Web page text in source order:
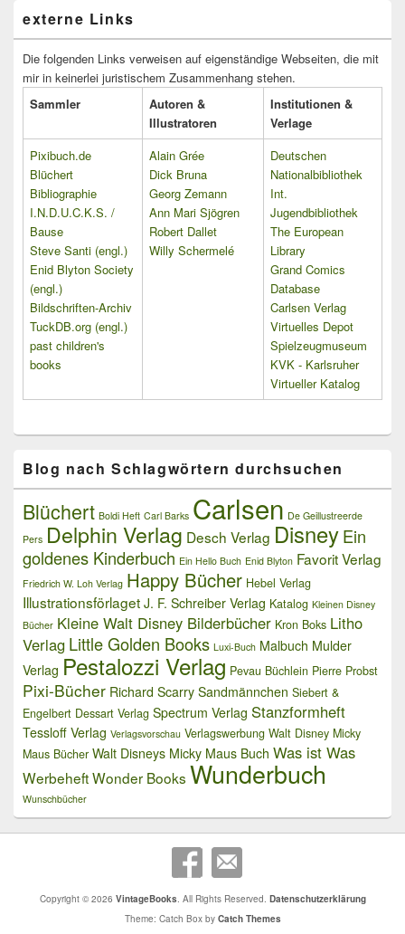
externe Links
Die folgenden Links verweisen auf eigenständige Webseiten, die mit
mir in keinerlei juristischem Zusammenhang stehen.
Sammler
Autoren &
Illustratoren
Institutionen &
Verlage
Pixibuch.de
Blüchert
Bibliographie
I.N.D.U.C.K.S. /
Bause
Steve Santi (engl.)
Enid Blyton Society
(engl.)
Bildschriften-Archiv
TuckDB.org (engl.)
past children's
books
Alain Grée
Dick Bruna
Georg Zemann
Ann Mari Sjögren
Robert Dallet
Willy Schermelé
Deutschen
Nationalbibliothek
Int.
Jugendbibliothek
The European
Library
Grand Comics
Database
Carlsen Verlag
Virtuelles Depot
Spielzeugmuseum
KVK - Karlsruher
Virtueller Katalog
Blog nach Schlagwörtern durchsuchen
Blüchert Boldi Heft Carl Barks Carlsen De Geillustreerde
Pers Delphin Verlag Desch Verlag DisneyEin
goldenes Kinderbuch Ein Hello Buch Enid Blyton Favorit Verlag
Friedrich W. Loh Verlag Happy Bücher Hebel Verlag
Illustrationsförlaget J. F. Schreiber Verlag Katalog Kleinen Disney
Bücher Kleine Walt Disney Bilderbücher Kron Boks Litho
Verlag Little Golden Books Luxi-Buch Malbuch Mulder
Verlag Pestalozzi Verlag Pevau Büchlein Pierre Probst
Pixi-Bücher Richard Scarry Sandmännchen Siebert &
Engelbert Dessart Verlag Spectrum Verlag Stanzformheft
Tessloff Verlag Verlagsvorschau Verlagswerbung Walt Disney Micky
Maus Bücher Walt Disneys Micky Maus Buch Was ist Was
WerbeheftWonder Books Wunderbuch
Wunschbücher
Copyright © 2026 VintageBooks . All Rights Reserved. Datenschutzerklärung
Theme: Catch Box by Catch Themes